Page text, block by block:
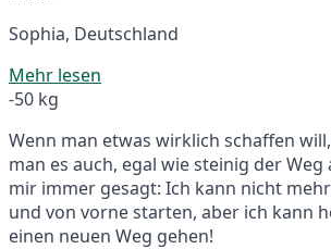
Sophia, Deutschland
Mehr lesen
-50 kg
Wenn man etwas wirklich schaffen
man es auch, egal wie steinig der Weg
mir immer gesagt: Ich kann nicht
und von vorne starten, aber ich kann
einen neuen Weg gehen!